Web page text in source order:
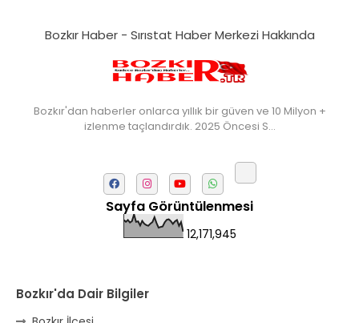
kan, Bunlarla kasaba olmuş Sarıoğlan.
Çarşamba’nın koynunda tarih çok
yorgun. Şehit Berâtlı, halkı yiğit genç
Perşembe de yaşlılardan aldım öğüt,
Tarih, kültür, ozan ve Gazi orda var.
Hocaköy’dür eski adı can Üçpınar.
Ortaoluk çeşmenden su içen kanar,
Bozkır’a yakın şirin köy Akçapınar.
Bozkır Haber - Sırıstat Haber Merkezi Hakkında
Bozkır'dan haberler onlarca yıllık bir güven ve 10 Milyon +
izlenme taçlandırdık. 2025 Öncesi S…
Sayfa Görüntülenmesi
12,171,945
Bozkır'da Dair Bilgiler